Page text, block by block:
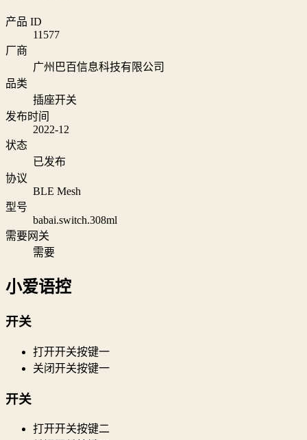
产品 ID
11577
厂商
广州巴百信息科技有限公司
品类
插座开关
发布时间
2022-12
状态
已发布
协议
BLE Mesh
型号
babai.switch.308ml
需要网关
需要
小爱语控
开关
打开开关按键一
关闭开关按键一
开关
打开开关按键二